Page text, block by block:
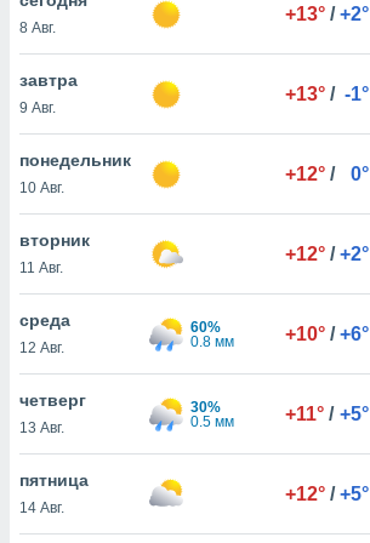
действия
на веб-
основе.
нашей
cookie
в
ВЫ
8 Авг.
+13° / +2°
завтра
9 Авг.
+13° / -1°
понедельник
10 Авг.
+12° / 0°
вторник
11 Авг.
+12° / +2°
среда
12 Авг.
60%
0.8 мм
+10° / +6°
четверг
13 Авг.
30%
0.5 мм
+11° / +5°
пятница
14 Авг.
+12° / +5°